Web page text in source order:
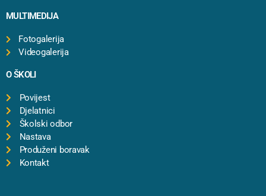
MULTIMEDIJA
Fotogalerija
Videogalerija
O ŠKOLI
Povijest
Djelatnici
Školski odbor
Nastava
Produženi boravak
Kontakt